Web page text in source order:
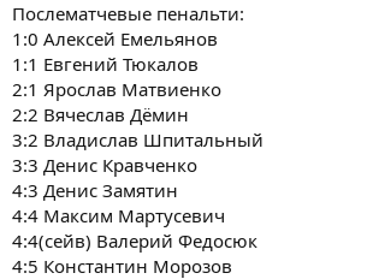
Послематчевые пенальти:
1:0 Алексей Емельянов
1:1 Евгений Тюкалов
2:1 Ярослав Матвиенко
2:2 Вячеслав Дёмин
3:2 Владислав Шпитальный
3:3 Денис Кравченко
4:3 Денис Замятин
4:4 Максим Мартусевич
4:4(сейв) Валерий Федосюк
4:5 Константин Морозов